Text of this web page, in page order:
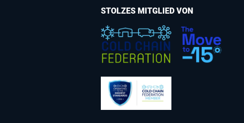
STOLZES MITGLIED VON